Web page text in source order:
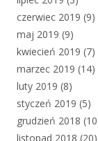
czerwiec 2019 (9)
maj 2019 (9)
kwiecień 2019 (7)
marzec 2019 (14)
luty 2019 (8)
styczeń 2019 (5)
grudzień 2018
listopad 2018 (20)